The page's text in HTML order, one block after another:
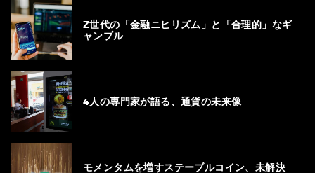
Z世代の「金融ニヒリズム」と「合理的」なギ
ャンブル
4人の専門家が語る、通貨の未来像
モメンタムを増すステーブルコイン、未解決